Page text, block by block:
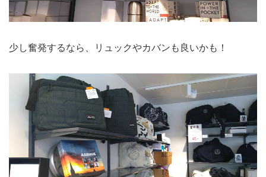
少し奮発するなら、リュックやカバンも良いかも！